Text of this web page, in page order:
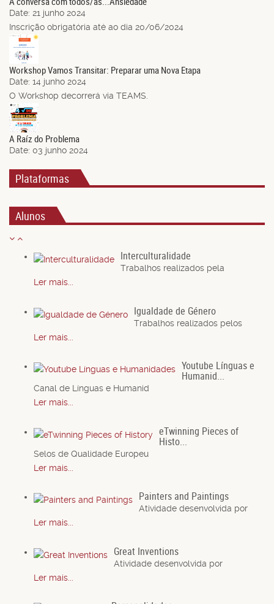
Date: 21 junho 2024
Inscrição obrigatória até ao dia 20/06/2024
Jun.
Workshop Vamos Transitar: Preparar uma Nova Etapa
Date: 14 junho 2024
O Workshop decorrerá via TEAMS.
03
Jun.
A Raíz do Problema
Date: 03 junho 2024
Plataformas
Alunos
Interculturalidade
Trabalhos realizados pela
Ler mais...
Igualdade de Género
Trabalhos realizados pelos
Ler mais...
Youtube Línguas e
Humanid...
Canal de Línguas e Humanid
Ler mais...
eTwinning Pieces of
Histo...
Selos de Qualidade Europeu
Ler mais...
Painters and Paintings
Atividade desenvolvida por
Ler mais...
Great Inventions
Atividade desenvolvida por
Ler mais...